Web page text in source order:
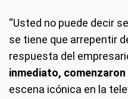
“Usted no puede decir
se tiene que arrepentir
respuesta del
inmediato,
escena icónica en la